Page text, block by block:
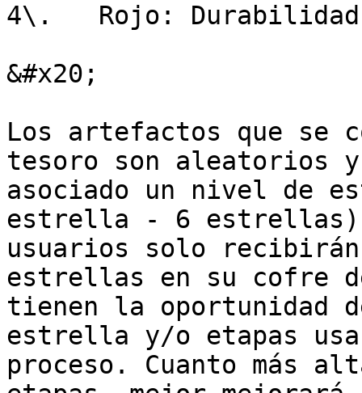
4\.   Rojo: Durabilidad
&#x20;
Los artefactos que se
tesoro son aleatorios
asociado un nivel de
estrella - 6
usuarios solo
estrellas en su cofre
tienen la oportunidad
estrella y/o etapas
proceso. Cuanto más